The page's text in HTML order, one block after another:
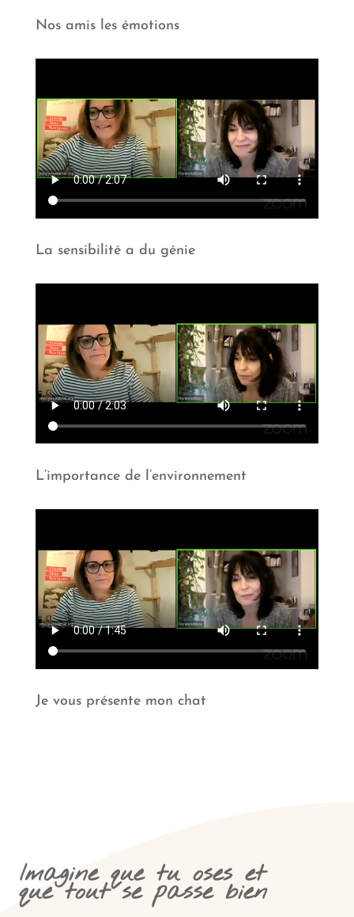
Nos amis les émotions
La sensibilité a du génie
L’importance de l’environnement
Je vous présente mon chat
Imagine que tu oses et
que tout se passe bien